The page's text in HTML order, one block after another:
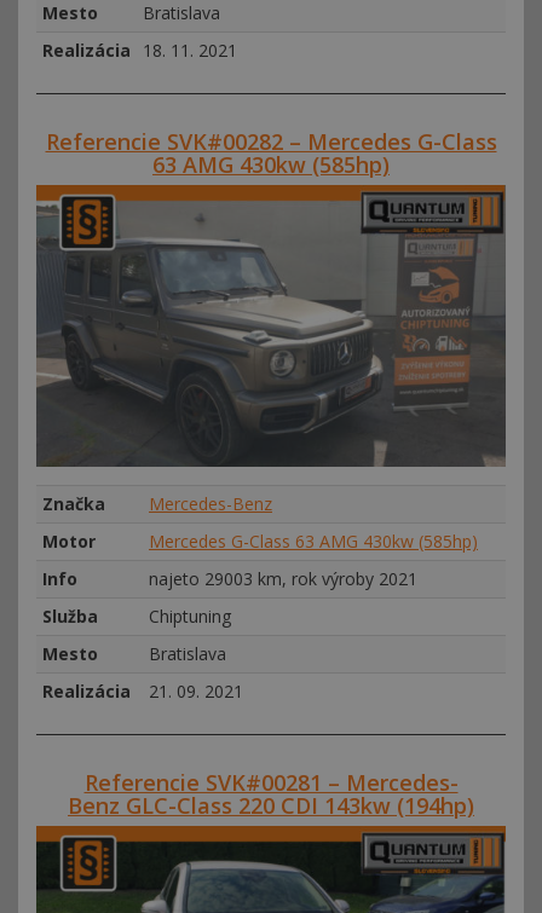
Mesto
Bratislava
Realizácia
18. 11. 2021
Referencie SVK#00282 – Mercedes G-Class
63 AMG 430kw (585hp)
Značka
Mercedes-Benz
Motor
Mercedes G-Class 63 AMG 430kw (585hp)
Info
najeto 29003 km, rok výroby 2021
Služba
Chiptuning
Mesto
Bratislava
Realizácia
21. 09. 2021
Referencie SVK#00281 – Mercedes-
Benz GLC-Class 220 CDI 143kw (194hp)